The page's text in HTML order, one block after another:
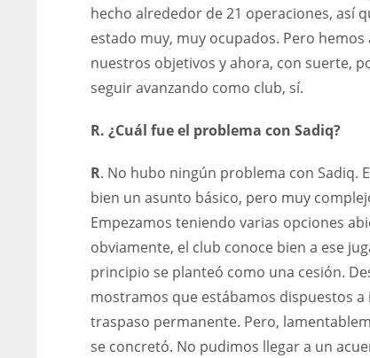
DAL
22
WSH
26
DAL
22
WSH
26
hecho alrededor de 21 operaciones, así
estado muy, muy ocupados. Pero hemos
nuestros objetivos y ahora, con suerte,
seguir avanzando como club, sí.
R. ¿Cuál fue el problema con Sadiq?
R. No hubo ningún problema con Sadiq.
bien un asunto básico, pero muy
Empezamos teniendo varias opciones
obviamente, el club conoce bien a ese
principio se planteó como una cesión.
mostramos que estábamos dispuestos a
traspaso permanente. Pero,
se concretó. No pudimos llegar a un